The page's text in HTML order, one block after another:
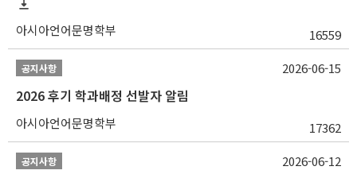
아시아언어문명학부 16559
공지사항
2026 후기 학과배정 선발자 알림
아시아언어문명학부 17362
2026-06-15
공지사항 2026-06-12